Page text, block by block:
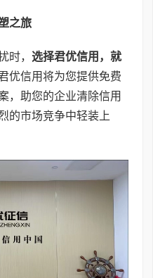
之旅
时， 选择君优信用，就
优信用将为您提供免费
，助您的企业清除信用
的市场竞争中轻装上